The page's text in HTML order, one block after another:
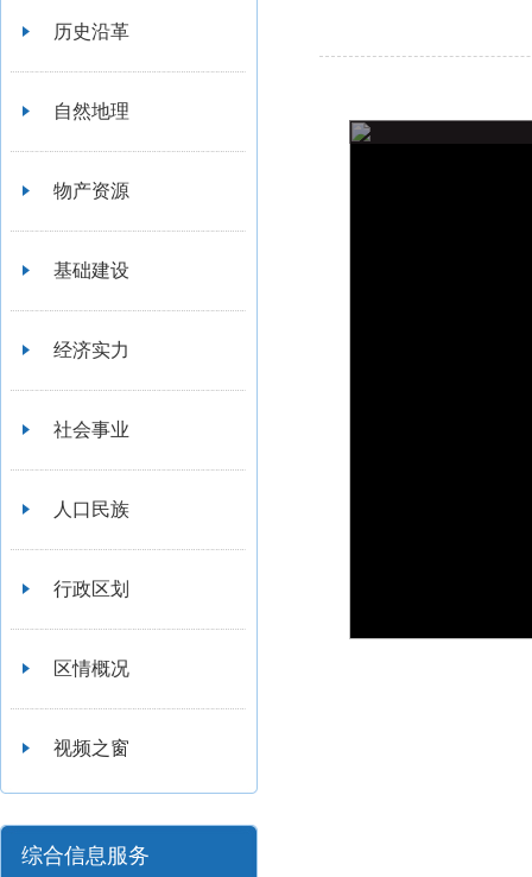
历史沿革
自然地理
物产资源
基础建设
经济实力
社会事业
人口民族
行政区划
区情概况
视频之窗
综合信息服务